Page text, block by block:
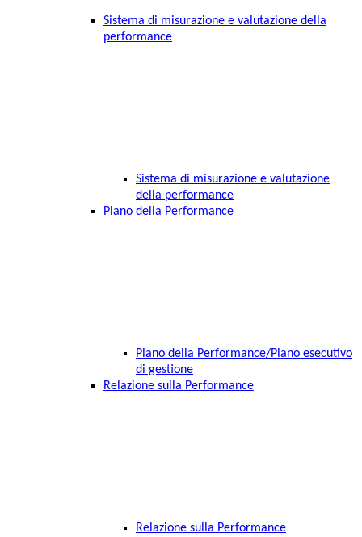
Sistema di misurazione e valutazione della
performance
Sistema di misurazione e valutazione
della performance
Piano della Performance
Piano della Performance/Piano esecutivo
di gestione
Relazione sulla Performance
Relazione sulla Performance